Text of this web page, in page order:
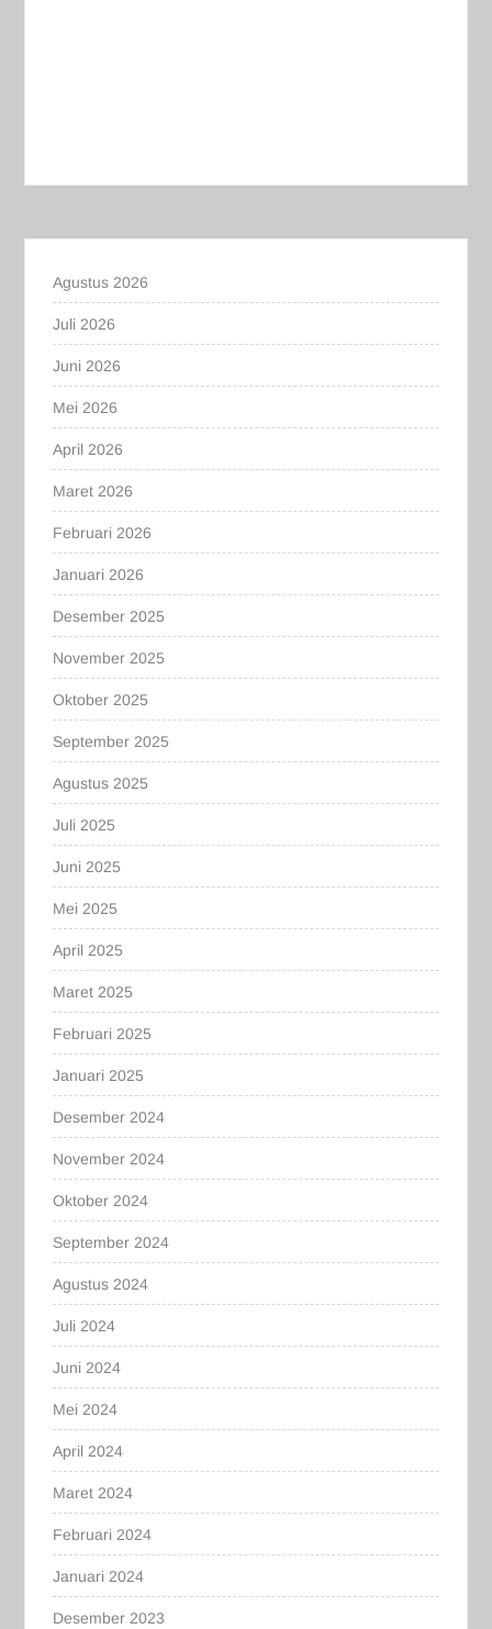
Agustus 2026
Juli 2026
Juni 2026
Mei 2026
April 2026
Maret 2026
Februari 2026
Januari 2026
Desember 2025
November 2025
Oktober 2025
September 2025
Agustus 2025
Juli 2025
Juni 2025
Mei 2025
April 2025
Maret 2025
Februari 2025
Januari 2025
Desember 2024
November 2024
Oktober 2024
September 2024
Agustus 2024
Juli 2024
Juni 2024
Mei 2024
April 2024
Maret 2024
Februari 2024
Januari 2024
Desember 2023